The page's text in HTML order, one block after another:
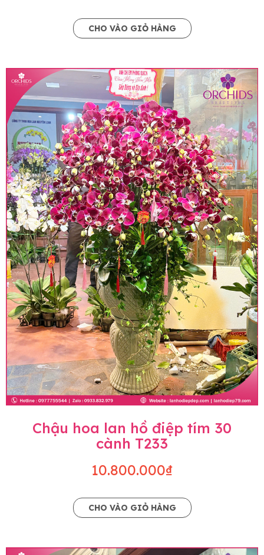
CHO VÀO GIỎ HÀNG
Chậu hoa lan hồ điệp tím 30
cành T233
10.800.000₫
CHO VÀO GIỎ HÀNG